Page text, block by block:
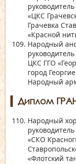
«ЦКС
Грачевка
«Красной
Народный
ЦКС ГГО
город
Народный
Диплом
Народный
«СКО
«Флотский